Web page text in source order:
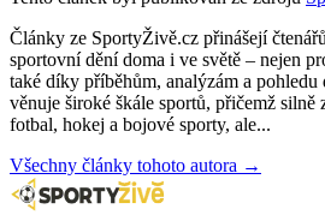
Články ze SportyŽivě.cz přinášejí
sportovní dění doma i ve světě – nejen
také díky příběhům, analýzám a pohledu
věnuje široké škále sportů, přičemž silně
fotbal, hokej a bojové sporty, ale...
Všechny články tohoto autora →